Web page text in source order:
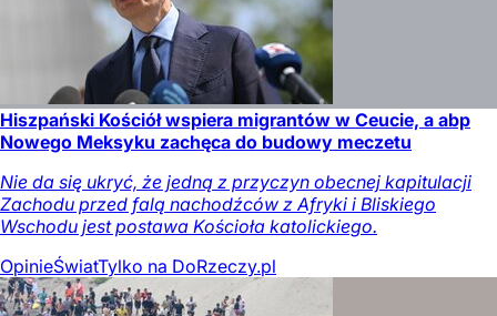
Hiszpański Kościół wspiera migrantów w Ceucie, a abp
Nowego Meksyku zachęca do budowy meczetu
Nie da się ukryć, że jedną z przyczyn obecnej kapitulacji
Zachodu przed falą nachodźców z Afryki i Bliskiego
Wschodu jest postawa Kościoła katolickiego.
OpinieŚwiatTylko na DoRzeczy.pl